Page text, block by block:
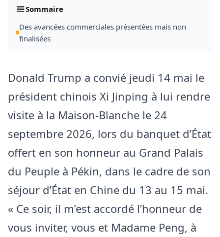
Sommaire
Des avancées commerciales présentées mais non
finalisées
Donald Trump a convié jeudi 14 mai le
président chinois Xi Jinping à lui rendre
visite à la Maison-Blanche le 24
septembre 2026, lors du banquet d’État
offert en son honneur au Grand Palais
du Peuple à Pékin, dans le cadre de son
séjour d’État en Chine du 13 au 15 mai.
« Ce soir, il m’est accordé l’honneur de
vous inviter, vous et Madame Peng, à